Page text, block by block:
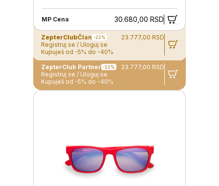
MP Cena 30.680,00 RSD
ZepterClubČlan -22%
23.777,00 RSD
Registruj se / Uloguj se
Kupuješ od -5% do -40%
ZepterClub Partner -22%
23.777,00 RSD
Registruj se / Uloguj se
Kupuješ od -5% do -40%